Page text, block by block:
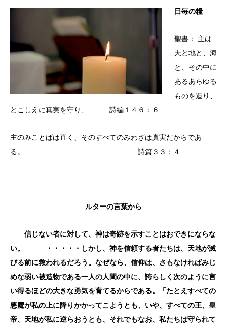
日毎の糧
聖書： 主は
天と地と、海
と、その中に
あるあらゆる
ものを造り、
とこしえに真実を守り、 詩編１４６：６
主のみことばは直く、そのすべてのみわざは真実だからであ
る。 詩篇３３：４
ルターの言葉から
信じない者に対して、神は奇跡を示すことはおできにならな
い。 ・・・・・しかし、神を信頼する者たちは、天地が滅
びる前に救われるだろう。なぜなら、信仰は、さもなければみじ
めな弱い被造物である一人の人間の中に、誇らしく次のように言
い得るほどの大きな勇気を育てるからである。「たとえすべての
悪魔が私の上に降りかかってこようとも、いや、すべての王、皇
帝、天地が私に逆らおうとも、それでもなお、私たちは守られて